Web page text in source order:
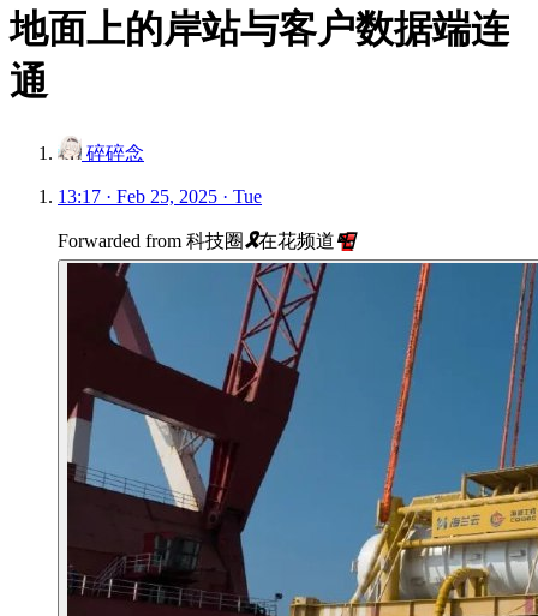
地面上的岸站与客户数据端连
通
碎碎念
13:17 · Feb 25, 2025 · Tue
Forwarded from 科技圈🎗在花频道📮